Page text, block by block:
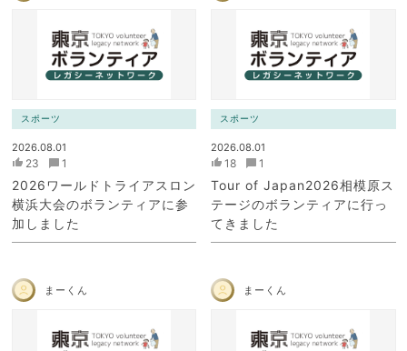
スポーツ
2026.08.01
23 1
2026ワールドトライアスロン
横浜大会のボランティアに参
加しました
スポーツ
2026.08.01
18 1
Tour of Japan2026相模原ス
テージのボランティアに行っ
てきました
まーくん まーくん